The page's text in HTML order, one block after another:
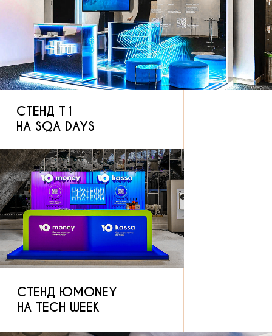
НОВОГОДНИЙ НАБОР
ДЛЯ КЛИЕНТОВ ЮKASSA
НАЙДЕМ
ЯРКУЮ ИДЕЮ
И БЕЗУПРЕЧНО
ЕЁ РЕАЛИЗУЕМ